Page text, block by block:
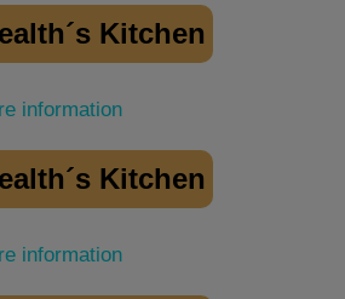
Kitchen
information
Kitchen
information